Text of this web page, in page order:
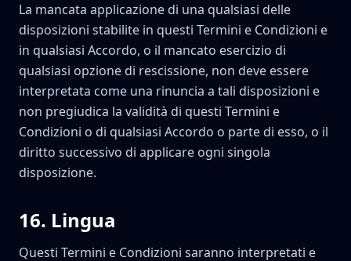
La mancata applicazione di una qualsiasi delle
disposizioni stabilite in questi Termini e Condizioni e
in qualsiasi Accordo, o il mancato esercizio di
qualsiasi opzione di rescissione, non deve essere
interpretata come una rinuncia a tali disposizioni e
non pregiudica la validità di questi Termini e
Condizioni o di qualsiasi Accordo o parte di esso, o il
diritto successivo di applicare ogni singola
disposizione.
16. Lingua
Questi Termini e Condizioni saranno interpretati e